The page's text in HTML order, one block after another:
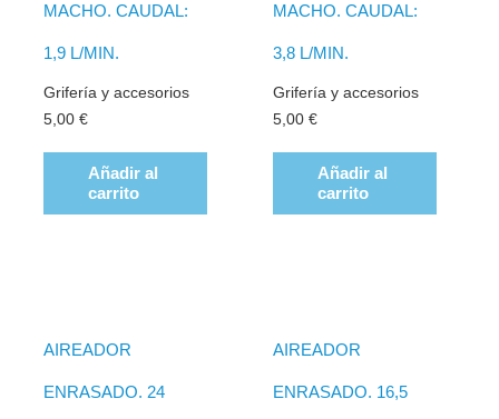
MACHO. CAUDAL:
1,9 L/MIN.
Grifería y accesorios
5,00€
Añadir al
carrito
MACHO. CAUDAL:
3,8 L/MIN.
Grifería y accesorios
5,00 €
Añadir al
carrito
AIREADOR
ENRASADO. 24
AIREADOR
ENRASADO. 16,5